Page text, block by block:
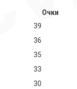
Очки
39
36
35
33
30